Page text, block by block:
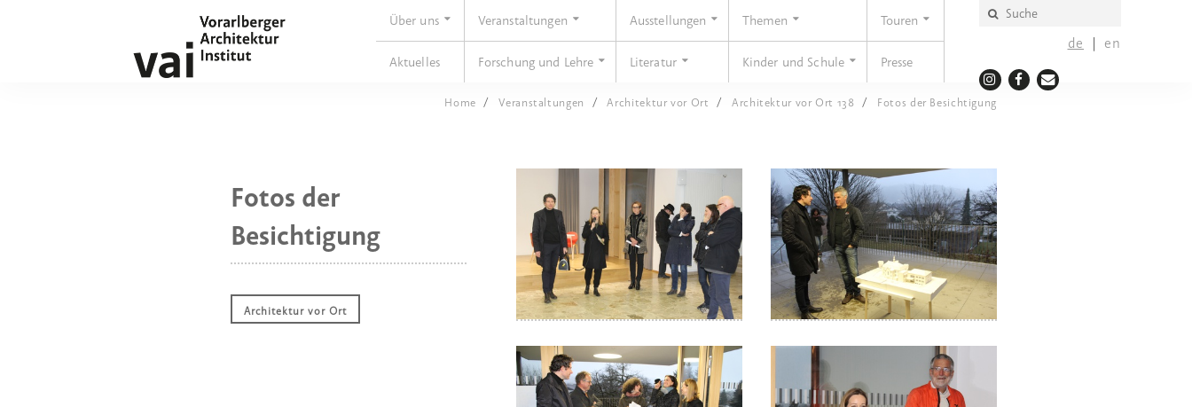
de en
Über uns Veranstaltungen Ausstellungen Themen Touren
Aktuelles Forschung und Lehre Literatur Kinder und Schule Presse
Home Veranstaltungen Architektur vor Ort Architektur vor Ort 138 Fotos der Besichtigung
Fotos der
Besichtigung
Architektur vor Ort